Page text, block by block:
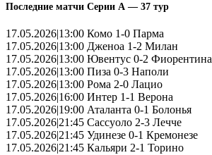
Последние матчи Серии А — 37 тур
17.05.2026|13:00 Комо 1-0 Парма
17.05.2026|13:00 Дженоа 1-2 Милан
17.05.2026|13:00 Ювентус 0-2 Фиорентина
17.05.2026|13:00 Пиза 0-3 Наполи
17.05.2026|13:00 Рома 2-0 Лацио
17.05.2026|16:00 Интер 1-1 Верона
17.05.2026|19:00 Аталанта 0-1 Болонья
17.05.2026|21:45 Сассуоло 2-3 Лечче
17.05.2026|21:45 Удинезе 0-1 Кремонезе
17.05.2026|21:45 Кальяри 2-1 Торино